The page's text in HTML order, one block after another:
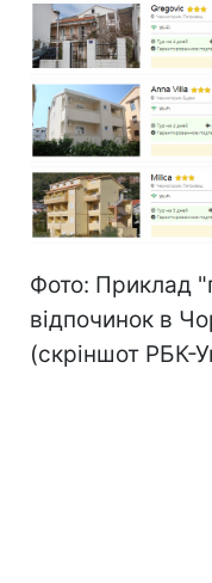
Фото: Приклад
відпочинок в
(скріншот РБК-